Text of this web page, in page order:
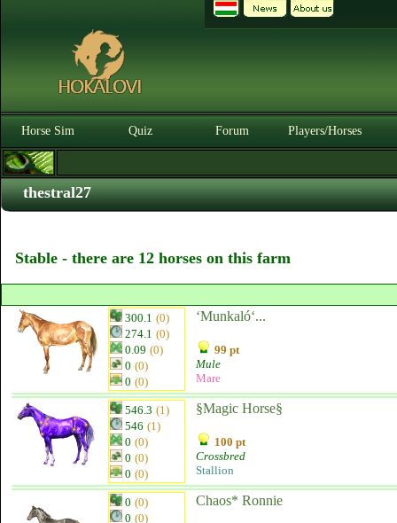
Horse Sim Quiz Forum Players/Horses
thestral27
Stable - there are 12 horses on this farm
300.1 (0)
274.1 (0)
0.09 (0)
0 (0)
0 (0)
‘Munkaló‘...
99 pt
Mule
Mare
546.3 (1)
546 (1)
0 (0)
0 (0)
0 (0)
§Magic Horse§
100 pt
Crossbred
Stallion
0 (0)
0 (0)
Chaos* Ronnie